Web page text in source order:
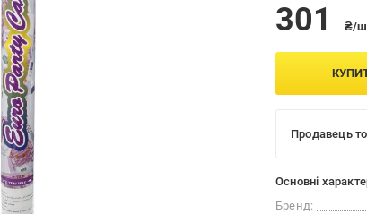
301 ₴/
Продавець
Основні
Бренд: